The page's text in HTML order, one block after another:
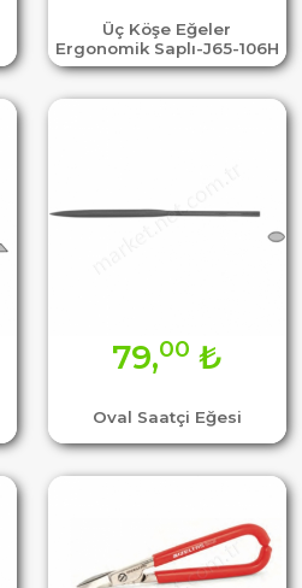
Üç Köşe Eğeler
Ergonomik Saplı-J65-106H
Oval Saatçi Eğesi
79,00 ₺